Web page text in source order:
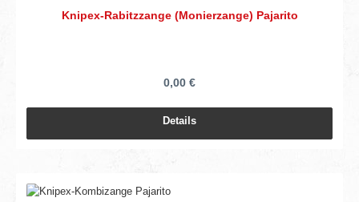
Knipex-Rabitzzange (Monierzange) Pajarito
0,00 €
Details